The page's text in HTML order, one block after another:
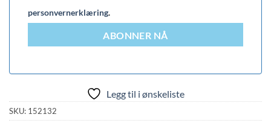
personvernerklæring.
ABONNER NÅ
Legg til i ønskeliste
SKU: 152132